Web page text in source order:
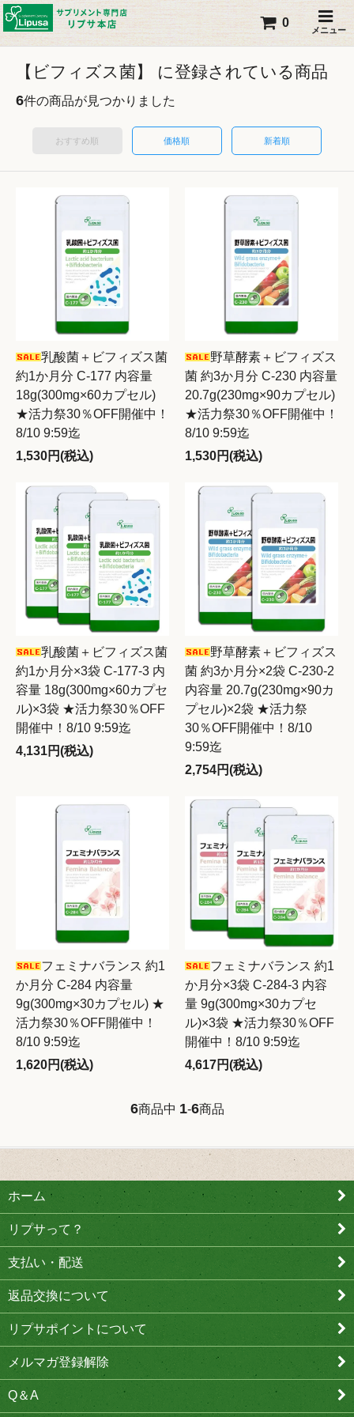
メニュー
0
【ビフィズス菌】 に登録されている商品
6件の商品が見つかりました
おすすめ順 価格順 新着順
乳酸菌＋ビフィズス菌
約1か月分 C-177 内容量
18g(300mg×60カプセル)
★活力祭30％OFF開催中！
8/10 9:59迄
1,530円(税込)
野草酵素＋ビフィズス
菌 約3か月分 C-230 内容量
20.7g(230mg×90カプセル)
★活力祭30％OFF開催中！
8/10 9:59迄
1,530円(税込)
乳酸菌＋ビフィズス菌
約1か月分×3袋 C-177-3 内
容量 18g(300mg×60カプセ
ル)×3袋 ★活力祭30％OFF
開催中！8/10 9:59迄
4,131円(税込)
野草酵素＋ビフィズス
菌 約3か月分×2袋 C-230-2
内容量 20.7g(230mg×90カ
プセル)×2袋 ★活力祭
30％OFF開催中！8/10
9:59迄
2,754円(税込)
フェミナバランス 約1
か月分 C-284 内容量
9g(300mg×30カプセル) ★
活力祭30％OFF開催中！
8/10 9:59迄
1,620円(税込)
フェミナバランス 約1
か月分×3袋 C-284-3 内容
量 9g(300mg×30カプセ
ル)×3袋 ★活力祭30％OFF
開催中！8/10 9:59迄
4,617円(税込)
6商品中 1-6商品
ホーム
リプサって？
支払い・配送
返品交換について
リプサポイントについて
メルマガ登録解除
Q＆A